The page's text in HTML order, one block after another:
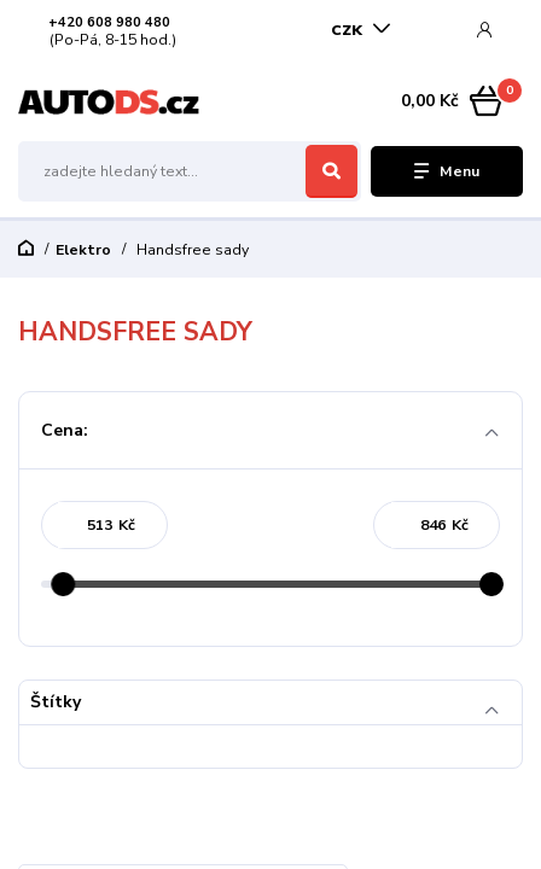
Menu
CZK
+420 608 980 480
(Po-Pá, 8-15 hod.)
0
0,00 Kč
Elektro Handsfree sady
HANDSFREE SADY
Cena:
Kč Kč
Štítky